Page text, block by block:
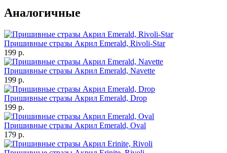
Аналогичные
Пришивные стразы Акрил Emerald, Rivoli-Star
199 р.
Пришивные стразы Акрил Emerald, Navette
199 р.
Пришивные стразы Акрил Emerald, Drop
199 р.
Пришивные стразы Акрил Emerald, Oval
179 р.